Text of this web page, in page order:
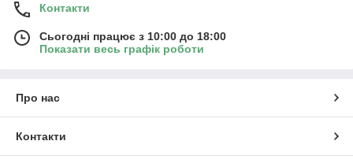
Контакти
Сьогодні працює з 10:00 до 18:00
Показати весь графік роботи
Про нас
Контакти